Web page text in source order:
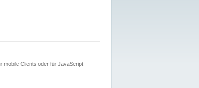
Clients oder für JavaScript.